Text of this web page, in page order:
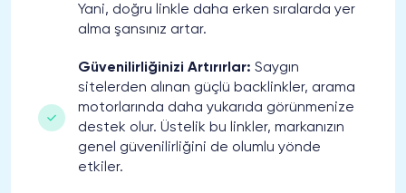
Yani, doğru linkle daha erken sıralarda yer
alma şansınız artar.
Güvenilirliğinizi Artırırlar: Saygın
sitelerden alınan güçlü backlinkler, arama
motorlarında daha yukarıda görünmenize
destek olur. Üstelik bu linkler, markanızın
genel güvenilirliğini de olumlu yönde
etkiler.